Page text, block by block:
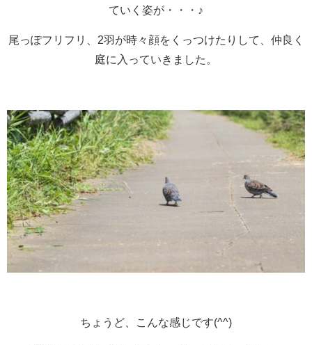
ていく姿が・・・♪
尾っぽフリフリ、2羽が時々顔をくっつけたりして、仲良く
庭に入っていきました。
ちょうど、こんな感じです(^^)